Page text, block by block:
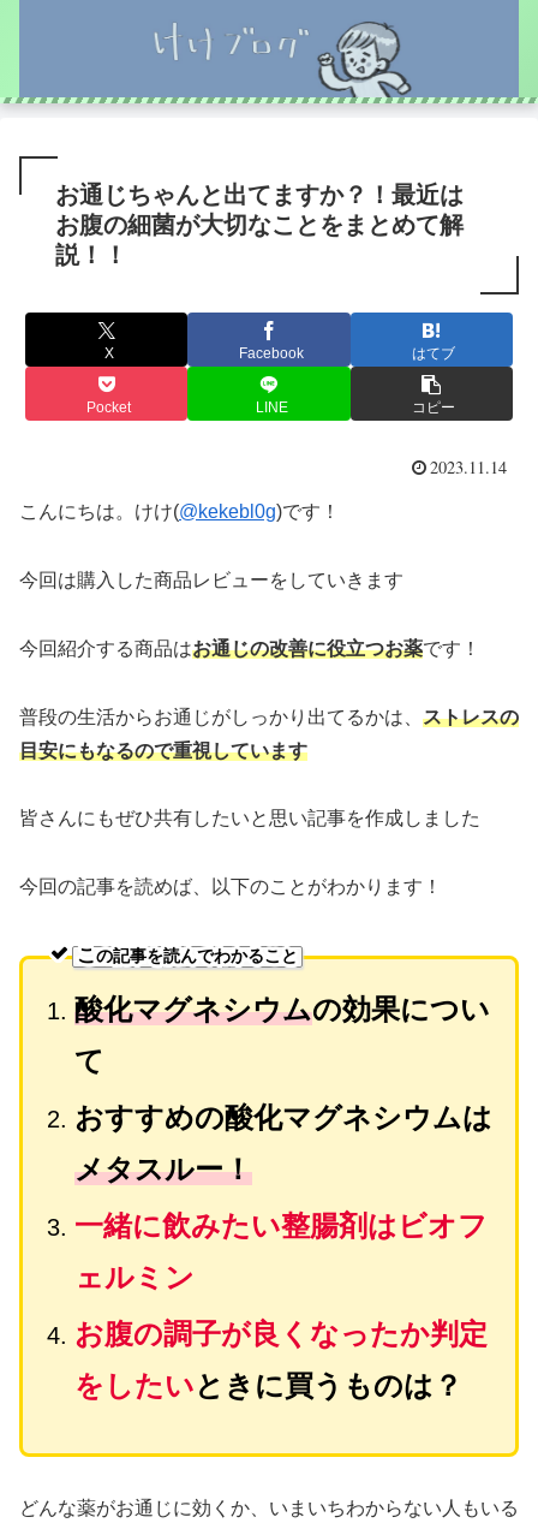
お通じちゃんと出てますか？！最近は
お腹の細菌が大切なことをまとめて解
説！！
X Facebook はてブ
Pocket LINE コピー
2023.11.14
こんにちは。けけ(@kekebl0g)です！
今回は購入した商品レビューをしていきます
今回紹介する商品はお通じの改善に役立つお薬です！
普段の生活からお通じがしっかり出てるかは、 ストレスの
目安にもなるので重視しています
皆さんにもぜひ共有したいと思い記事を作成しました
今回の記事を読めば、以下のことがわかります！
この記事を読んでわかること
酸化マグネシウムの効果につい
て
おすすめの酸化マグネシウムは
メタスルー！
一緒に飲みたい整腸剤はビオフ
ェルミン
お腹の調子が良くなったか判定
をしたいときに買うものは？
どんな薬がお通じに効くか、いまいちわからない人もいる